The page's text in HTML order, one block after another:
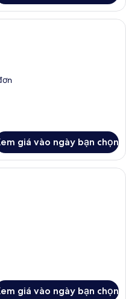
đồ giường kháng dị ứng,
giá vào ngày bạn chọn
đồ giường kháng dị ứng,
giá vào ngày bạn chọn